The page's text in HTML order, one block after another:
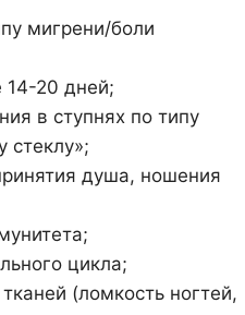
мигрени/боли
14-20 дней;
в ступнях по типу
стеклу»;
душа, ношения
цикла;
(ломкость ногтей,